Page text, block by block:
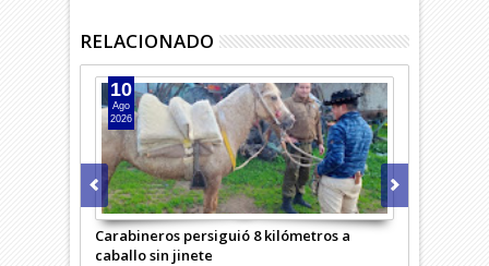
RELACIONADO
Carabineros persiguió 8 kilómetros a
caballo sin jinete
10
Ago
2026